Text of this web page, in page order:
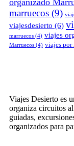
marruecos (9)
viajesdesierto (6)
marruecos (4) viajes
Marruecos (4) viajes por
Viajes Desierto es
organiza circuitos
guiadas,
organizados para